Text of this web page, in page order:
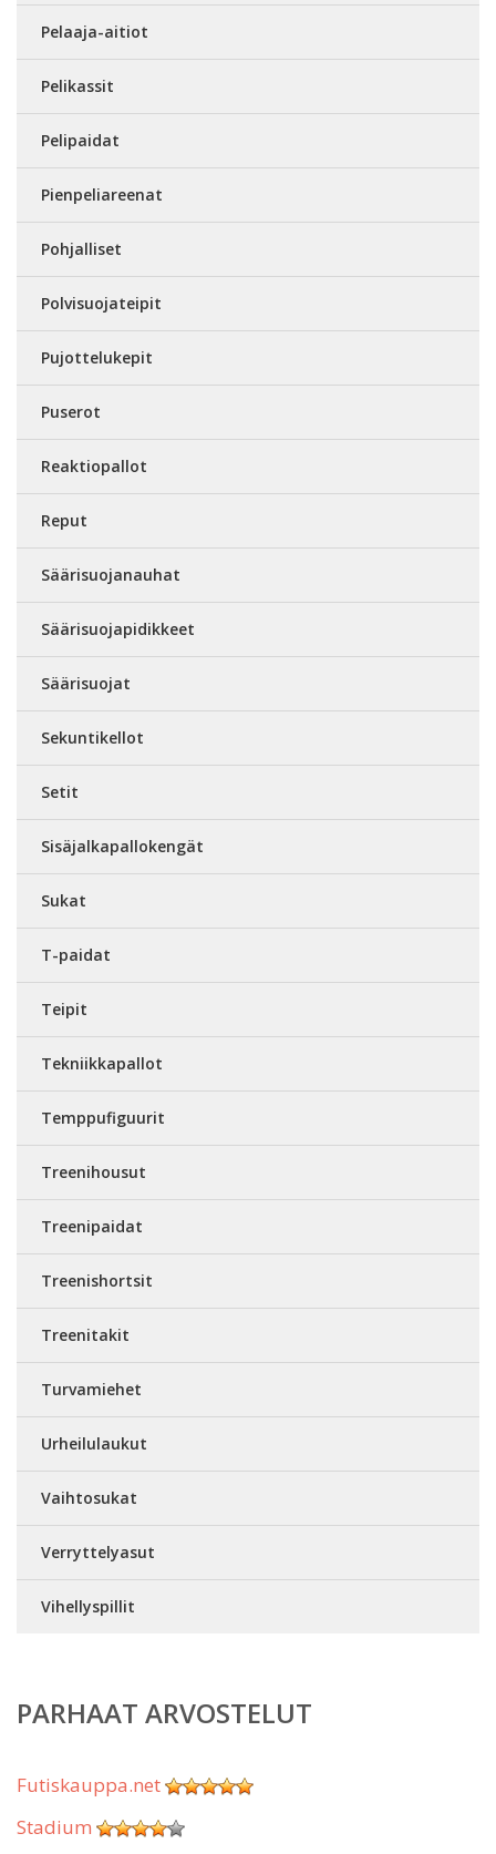
Pelaaja-aitiot
Pelikassit
Pelipaidat
Pienpeliareenat
Pohjalliset
Polvisuojateipit
Pujottelukepit
Puserot
Reaktiopallot
Reput
Säärisuojanauhat
Säärisuojapidikkeet
Säärisuojat
Sekuntikellot
Setit
Sisäjalkapallokengät
Sukat
T-paidat
Teipit
Tekniikkapallot
Temppufiguurit
Treenihousut
Treenipaidat
Treenishortsit
Treenitakit
Turvamiehet
Urheilulaukut
Vaihtosukat
Verryttelyasut
Vihellyspillit
PARHAAT ARVOSTELUT
Futiskauppa.net
Stadium